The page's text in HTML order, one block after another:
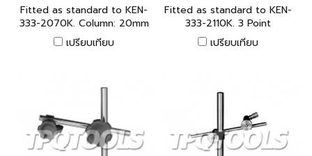
Fitted as standard to KEN-
333-2070K. Column: 20mm
x 266mm. Cross Bar: 14mm
x 200mm. Threaded: M8 x
เปรียบเทียบ
Fitted as standard to KEN-
333-2110K. 3 Point
Adjustable Column:15mm x
280mm max. Threaded: M8
เปรียบเทียบ